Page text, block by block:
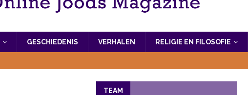
GESCHIEDENIS VERHALEN RELIGIE EN FILOSOFIE
TEAM